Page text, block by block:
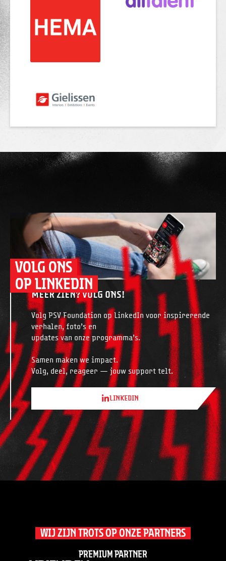
VOLG ONS
OP LINKEDIN
MEER ZIEN? VOLG ONS!
Volg PSV Foundation op LinkedIn voor inspirerende
verhalen, foto’s en
updates van onze programma’s.
Samen maken we impact.
Volg, deel, reageer — jouw support telt.
LINKEDIN
WIJ ZIJN TROTS OP ONZE PARTNERS
Premium partner